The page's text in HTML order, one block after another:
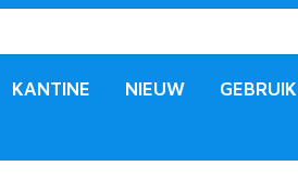
KANTINE NIEUW